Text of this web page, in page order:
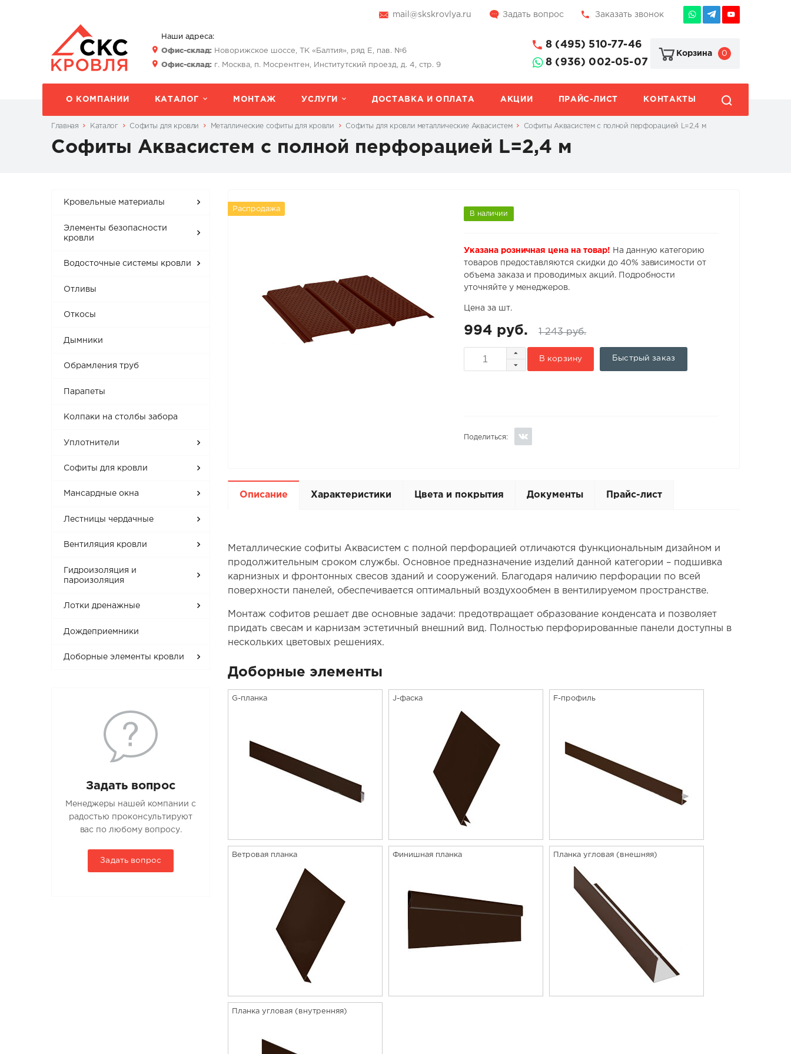
mail@skskrovlya.ru Задать вопрос Заказать звонок
Наши адреса:
Офис-склад:Новорижское шоссе, ТК «Балтия», ряд Е, пав. №6
Офис-склад:г. Москва, п. Мосрентген, Институтский проезд, д. 4, стр. 9
8 (495) 510-77-46
8 (936) 002-05-07
Корзина 0
О КОМПАНИИ КАТАЛОГ МОНТАЖ УСЛУГИ ДОСТАВКА И ОПЛАТА АКЦИИ ПРАЙС-ЛИСТ КОНТАКТЫ
Главная Каталог Софиты для кровли Металлические софиты для кровли Софиты для кровли металлические Аквасистем Софиты Аквасистем с полной перфорацией L=2,4 м
Софиты Аквасистем с полной перфорацией L=2,4 м
Кровельные материалы
Элементы безопасности
кровли
Водосточные системы кровли
Отливы
Откосы
Дымники
Обрамления труб
Парапеты
Колпаки на столбы забора
Уплотнители
Софиты для кровли
Мансардные окна
Лестницы чердачные
Вентиляция кровли
Гидроизоляция и
пароизоляция
Лотки дренажные
Дождеприемники
Доборные элементы кровли
Задать вопрос
Менеджеры нашей компании с
радостью проконсультируют
вас по любому вопросу.
Задать вопрос
Распродажа
В наличии
Указана розничная цена на товар! На данную категорию
товаров предоставляются скидки до 40% зависимости от
объема заказа и проводимых акций. Подробности
уточняйте у менеджеров.
Цена за шт.
994 руб. 1 243 руб.
В корзину Быстрый заказ
Поделиться:
Описание Характеристики Цвета и покрытия Документы Прайс-лист
Металлические софиты Аквасистем с полной перфорацией отличаются функциональным дизайном и
продолжительным сроком службы. Основное предназначение изделий данной категории – подшивка
карнизных и фронтонных свесов зданий и сооружений. Благодаря наличию перфорации по всей
поверхности панелей, обеспечивается оптимальный воздухообмен в вентилируемом пространстве.
Монтаж софитов решает две основные задачи: предотвращает образование конденсата и позволяет
придать свесам и карнизам эстетичный внешний вид. Полностью перфорированные панели доступны в
нескольких цветовых решениях.
Доборные элементы
G-планка J-фаска F-профиль
Ветровая планка Финишная планка Планка угловая (внешняя)
Планка угловая (внутренняя)